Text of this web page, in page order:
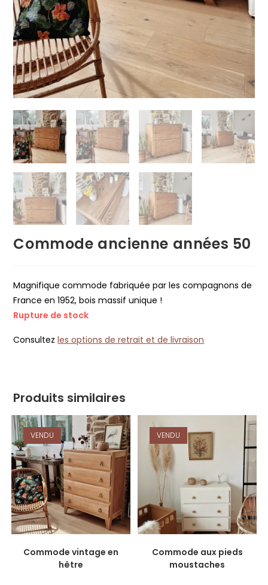
Commode ancienne années 50
Magnifique commode fabriquée par les compagnons de
France en 1952, bois massif unique !
Rupture de stock
Consultezles options de retrait et de livraison
Produits similaires
VENDU
Commode vintage en
hêtre
VENDU
Commode aux pieds
moustaches